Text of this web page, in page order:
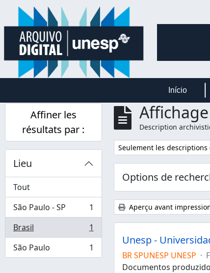
Skip to main content
Início
Affiner les
résultats par :
Lieu
Tout
São Paulo - SP
, 1 résultats
1
Brasil
, 1 résultats
1
São Paulo
, 1 résultats 1
Description
Remove filter:
Seulement les
Options de
Aperçu avant
Unesp -
BR SPUNESP UNESP ·
Documentos